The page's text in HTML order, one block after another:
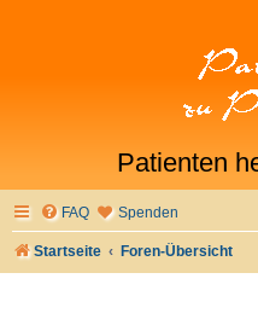
Patienten
FAQ Spenden
Startseite Foren-Übersicht